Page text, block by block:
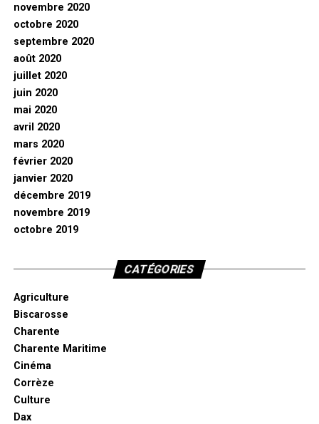
novembre 2020
octobre 2020
septembre 2020
août 2020
juillet 2020
juin 2020
mai 2020
avril 2020
mars 2020
février 2020
janvier 2020
décembre 2019
novembre 2019
octobre 2019
CATÉGORIES
Agriculture
Biscarosse
Charente
Charente Maritime
Cinéma
Corrèze
Culture
Dax